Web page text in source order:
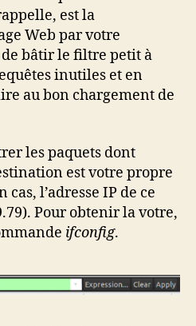
est la
Web par votre
de bâtir le filtre petit à
inutiles et en
au bon chargement de
les paquets dont
est votre propre
l’adresse IP de ce
Pour obtenir la votre,
ifconfig.